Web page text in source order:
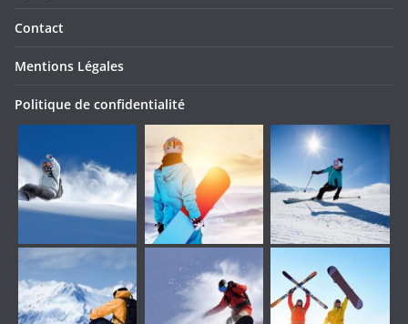
Contact
Mentions Légales
Politique de confidentialité